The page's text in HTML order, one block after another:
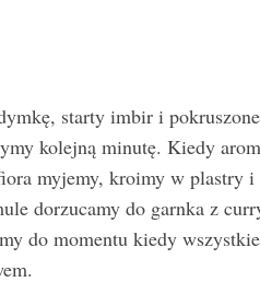
starty imbir i
kolejną minutę. Kiedy
myjemy, kroimy w plastry
dorzucamy do garnka z
do momentu kiedy